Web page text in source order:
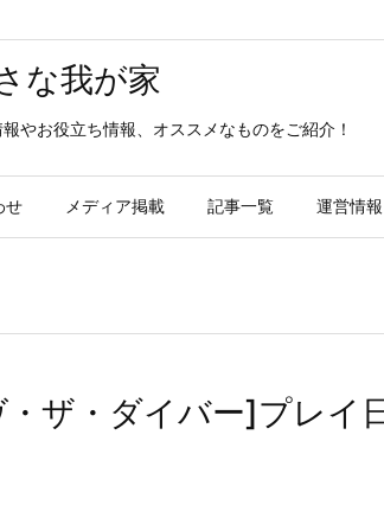
な我が家
やお役立ち情報、オススメなものをご紹介！
せ メディア掲載 記事一覧 運営情報
ザ・ダイバー]プレイ